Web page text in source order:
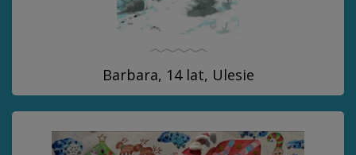
Barbara, 14 lat, Ulesie